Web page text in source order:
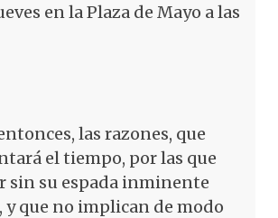
en la Plaza de Mayo a las
las razones, que
el tiempo, por las que
sin su espada inminente
y que no implican de modo